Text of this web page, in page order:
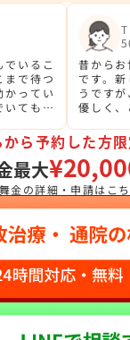
でいるこ
まで待つ
かってい
いても細
。
昔からお
です。
うです
優しく、
す。
から予約した方限
最大
金の詳細・申請はこ